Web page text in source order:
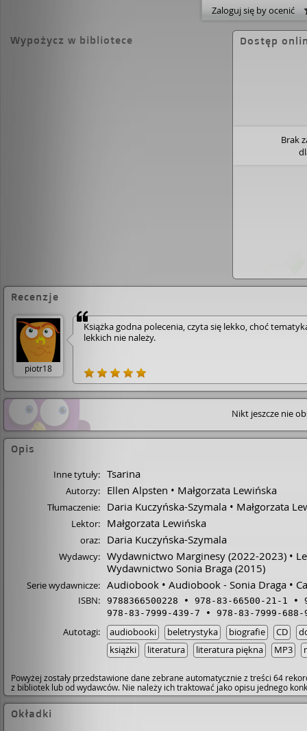
obdarzonej niezwykłym instynktem politycznym
jednocześnie nieocenionym źródłem wiedzy
niezwykle trafnie przedstawia bowiem realia
panujące w Rosji w latach 1690-1727, jak
Zaloguj się by ocenić
Wypożycz w bibliotece Dostęp
Brak
Recenzje
piotr18
Książka godna polecenia, czyta się lekko, choć
lekkich nie należy.
Nikt jeszcze nie
Opis
Inne tytuły: Tsarina
Autorzy: Ellen Alpsten Małgorzata Lewińska
Tłumaczenie: Daria Kuczyńska-Szymala Małgorzata
Lektor: Małgorzata Lewińska
oraz: Daria Kuczyńska-Szymala
Wydawcy: Wydawnictwo Marginesy (2022-2023)
Wydawnictwo Sonia Braga (2015)
Serie wydawnicze: Audiobook Audiobook - Sonia Draga
ISBN: 9788366500228 978-83-66500-21-1
978-83-7999-439-7
978-83-7999-688-
Autotagi: audiobooki beletrystyka biografie CD
książki
literatura literatura piękna MP3
Powyżej zostały przedstawione dane zebrane automatycznie z treści 64
z bibliotek lub od wydawców. Nie należy ich traktować jako opisu jednego
Okładki